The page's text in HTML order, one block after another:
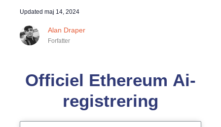
Updated maj 14, 2024
Alan Draper
Forfatter
Officiel Ethereum Ai-
registrering